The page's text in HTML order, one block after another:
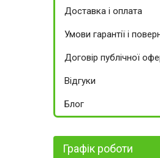
Доставка і оплата
Умови гарантії і
Договір публічної
Відгуки
Блог
Графік роботи